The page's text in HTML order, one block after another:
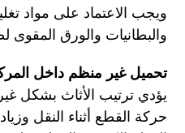
ويجب الاعتماد على مواد
والبطانيات والورق المقوى
تحميل غير منظم داخل
يؤدي ترتيب الأثاث بشكل
حركة القطع أثناء النقل